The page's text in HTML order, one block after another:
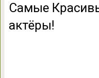
Самые
актёры!